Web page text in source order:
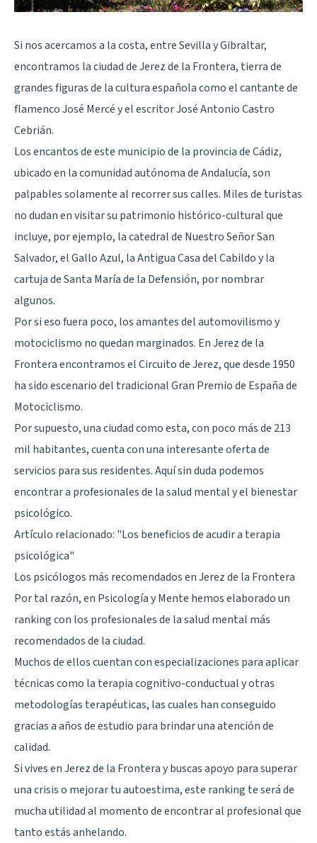
Si nos acercamos a la costa, entre Sevilla y Gibraltar,
encontramos la ciudad de Jerez de la Frontera, tierra de
grandes figuras de la cultura española como el cantante de
flamenco José Mercé y el escritor José Antonio Castro
Cebrián.
Los encantos de este municipio de la provincia de Cádiz,
ubicado en la comunidad autónoma de Andalucía, son
palpables solamente al recorrer sus calles. Miles de turistas
no dudan en visitar su patrimonio histórico-cultural que
incluye, por ejemplo, la catedral de Nuestro Señor San
Salvador, el Gallo Azul, la Antigua Casa del Cabildo y la
cartuja de Santa María de la Defensión, por nombrar
algunos.
Por si eso fuera poco, los amantes del automovilismo y
motociclismo no quedan marginados. En Jerez de la
Frontera encontramos el Circuito de Jerez, que desde 1950
ha sido escenario del tradicional Gran Premio de España de
Motociclismo.
Por supuesto, una ciudad como esta, con poco más de 213
mil habitantes, cuenta con una interesante oferta de
servicios para sus residentes. Aquí sin duda podemos
encontrar a profesionales de la salud mental y el bienestar
psicológico.
Artículo relacionado: "Los beneficios de acudir a terapia
psicológica"
Los psicólogos más recomendados en Jerez de la Frontera
Por tal razón, en Psicología y Mente hemos elaborado un
ranking con los profesionales de la salud mental más
recomendados de la ciudad.
Muchos de ellos cuentan con especializaciones para aplicar
técnicas como la terapia cognitivo-conductual y otras
metodologías terapéuticas, las cuales han conseguido
gracias a años de estudio para brindar una atención de
calidad.
Si vives en Jerez de la Frontera y buscas apoyo para superar
una crisis o mejorar tu autoestima, este ranking te será de
mucha utilidad al momento de encontrar al profesional que
tanto estás anhelando.